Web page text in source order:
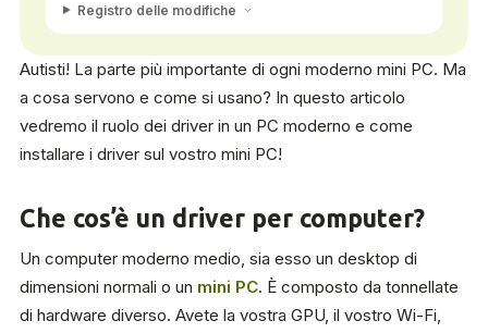
Registro delle modifiche
Autisti! La parte più importante di ogni moderno mini PC. Ma
a cosa servono e come si usano? In questo articolo
vedremo il ruolo dei driver in un PC moderno e come
installare i driver sul vostro mini PC!
Che cos’è un driver per computer?
Un computer moderno medio, sia esso un desktop di
dimensioni normali o un mini PC. È composto da tonnellate
di hardware diverso. Avete la vostra GPU, il vostro Wi-Fi,